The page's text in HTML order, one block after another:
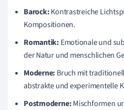
Barock:Kontrastreiche
Kompositionen.
Romantik: Emotionale und
der Natur und menschlichen
Moderne: Bruch mit
abstrakte und experimentelle
Postmoderne:Mischformen